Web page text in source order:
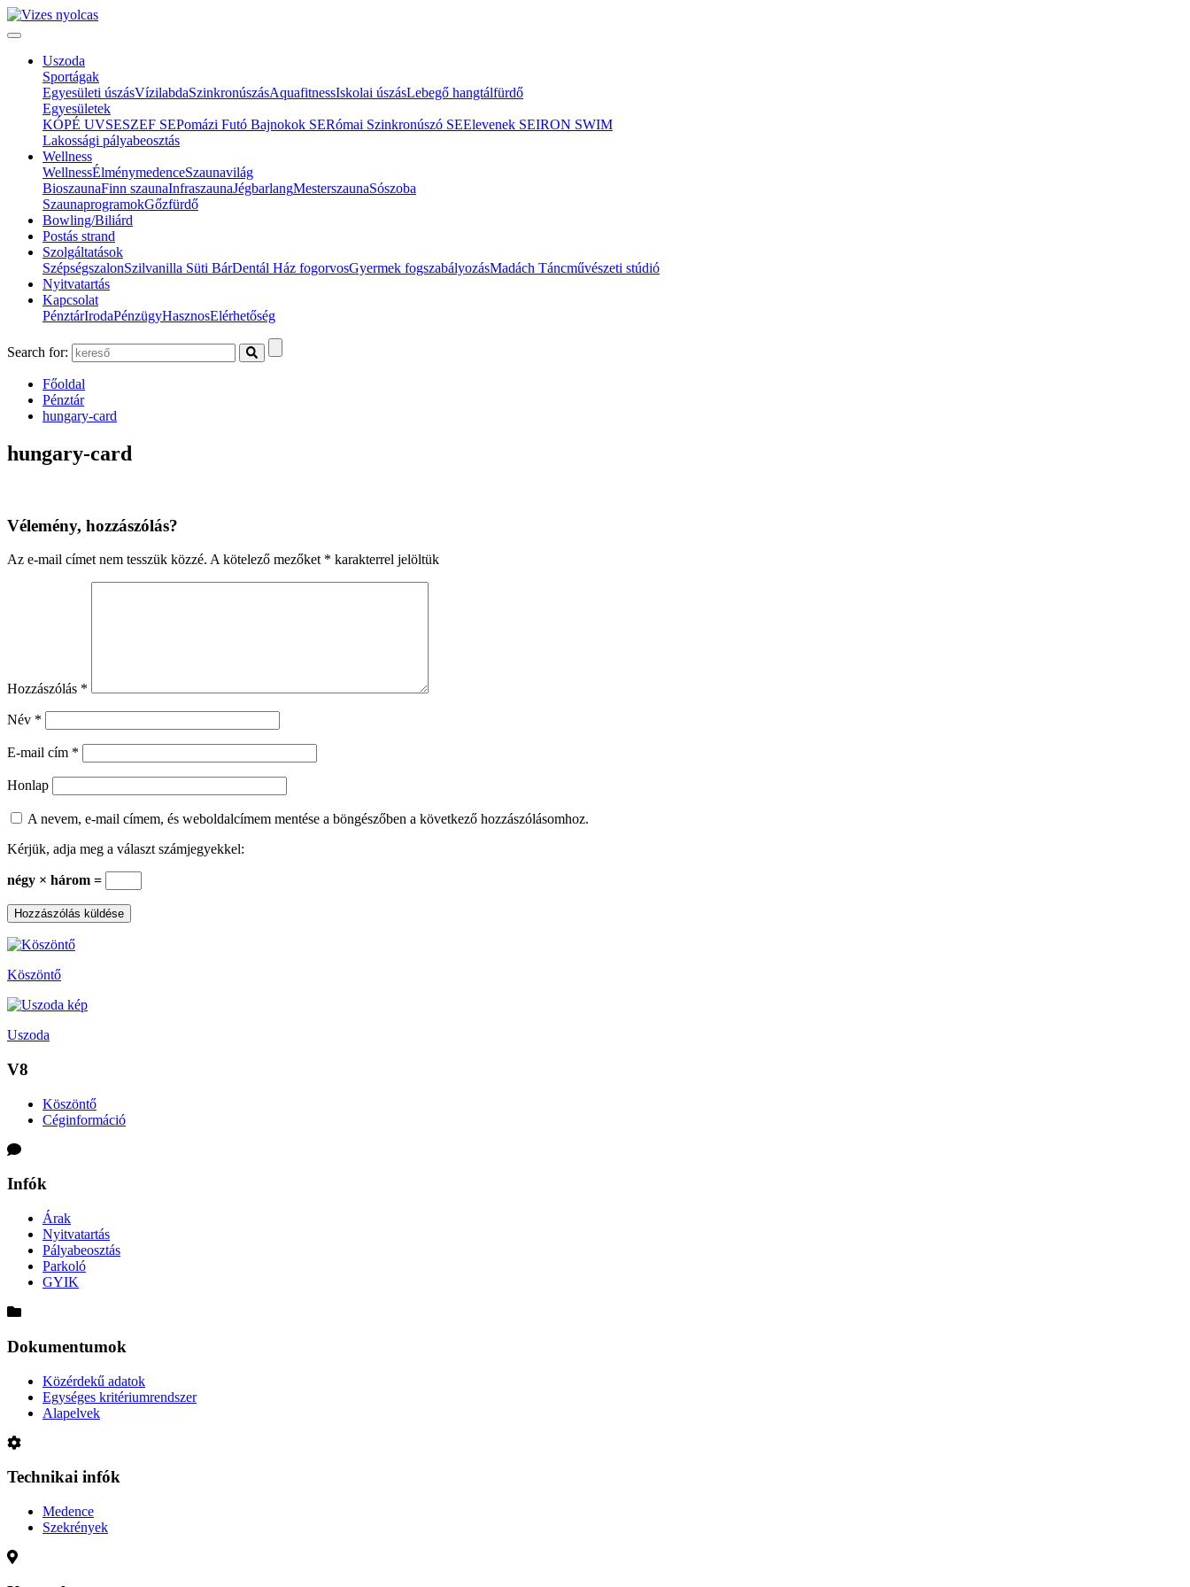
Uszoda
Sportágak
Egyesületi úszásVízilabdaSzinkronúszásAquafitnessIskolai úszásLebegő hangtálfürdő
Egyesületek
KÓPÉ UVSESZEF SEPomázi Futó Bajnokok SERómai Szinkronúszó SEElevenek SEIRON SWIM
Lakossági pályabeosztás
Wellness
WellnessÉlménymedenceSzaunavilág
BioszaunaFinn szaunaInfraszaunaJégbarlangMesterszaunaSószoba
SzaunaprogramokGőzfürdő
Bowling/Biliárd
Postás strand
Szolgáltatások
SzépségszalonSzilvanilla Süti BárDentál Ház fogorvosGyermek fogszabályozásMadách Táncművészeti stúdió
Nyitvatartás
Kapcsolat
PénztárIrodaPénzügyHasznosElérhetőség
Search for:
Főoldal
Pénztár
hungary-card
hungary-card
Vélemény, hozzászólás?
Az e-mail címet nem tesszük közzé. A kötelező mezőket * karakterrel jelöltük
Hozzászólás *
Név *
E-mail cím *
Honlap
A nevem, e-mail címem, és weboldalcímem mentése a böngészőben a következő hozzászólásomhoz.
Kérjük, adja meg a választ számjegyekkel:
négy × három =
Köszöntő
Uszoda
V8
Köszöntő
Céginformáció
Infók
Árak
Nyitvatartás
Pályabeosztás
Parkoló
GYIK
Dokumentumok
Közérdekű adatok
Egységes kritériumrendszer
Alapelvek
Technikai infók
Medence
Szekrények